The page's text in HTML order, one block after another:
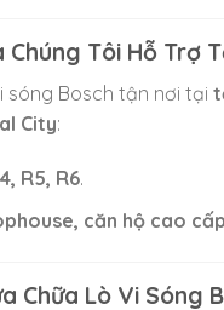
Chúng Tôi Hỗ Trợ
sóng Bosch tận nơi tại
City:
R5, R6.
căn hộ cao cấp
Chữa Lò Vi Sóng